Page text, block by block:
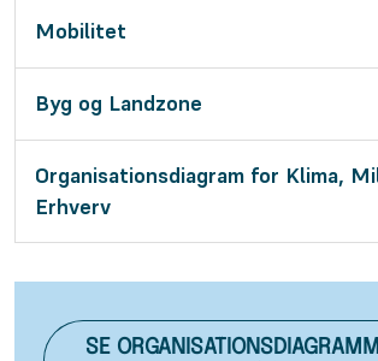
Mobilitet
Byg og Landzone
Organisationsdiagram for Klima,
Erhverv
SE